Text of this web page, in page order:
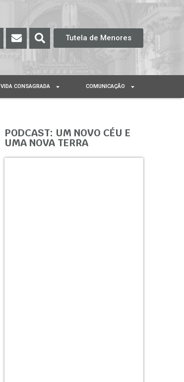
Tutela de Menores
VIDA CONSAGRADA COMUNICAÇÃO
PODCAST: UM NOVO CÉU E
UMA NOVA TERRA